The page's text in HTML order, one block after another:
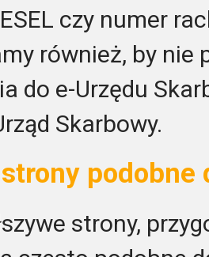
czy numer
również, by
do e-Urzędu
Skarbowy.
podobne
strony,